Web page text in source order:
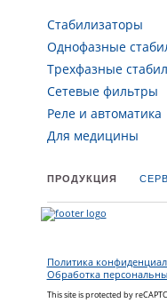
Стабилизаторы
Однофазные
Трехфазные
Сетевые фильтры
Реле и автоматика
Для медицины
ПРОДУКЦИЯ
Политика
Обработка
This site is protected by